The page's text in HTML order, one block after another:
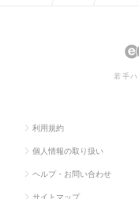
若手
利用規約
個人情報の取り扱い
ヘルプ・お問い合わせ
サイトマップ